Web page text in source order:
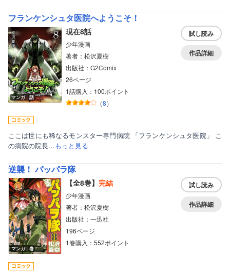
フランケンシュタ医院へようこそ！
マンガ｜話
現在8話
少年漫画
著者：松沢夏樹
出版社：G2Comix
26ページ
1話購入：100ポイント
（8）
試し読み
作品詳細
ここは世にも稀なるモンスター専門病院 「フランケンシュタ医院」 こ
の病院の院長…もっと見る
逆襲！ パッパラ隊
マンガ｜巻
【全8巻】 完結
少年漫画
著者：松沢夏樹
出版社：一迅社
196ページ
1巻購入：552ポイント
試し読み
作品詳細